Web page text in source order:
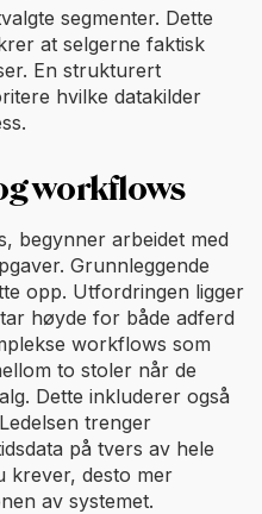
segmenter. Dette
at selgerne faktisk
En strukturert
hvilke datakilder
workflows
begynner arbeidet med
Grunnleggende
opp. Utfordringen ligger
høyde for både adferd
workflows som
to stoler når de
Dette inkluderer også
trenger
på tvers av hele
krever, desto mer
av systemet.